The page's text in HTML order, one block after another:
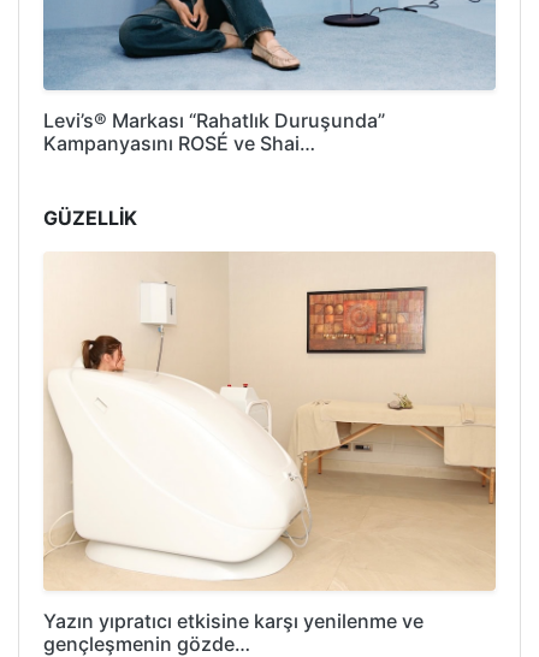
Levi’s® Markası “Rahatlık Duruşunda”
Kampanyasını ROSÉ ve Shai…
GÜZELLİK
Yazın yıpratıcı etkisine karşı yenilenme ve
gençleşmenin gözde…